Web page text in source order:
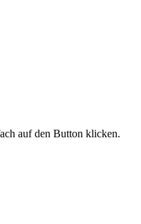
auf den Button klicken.